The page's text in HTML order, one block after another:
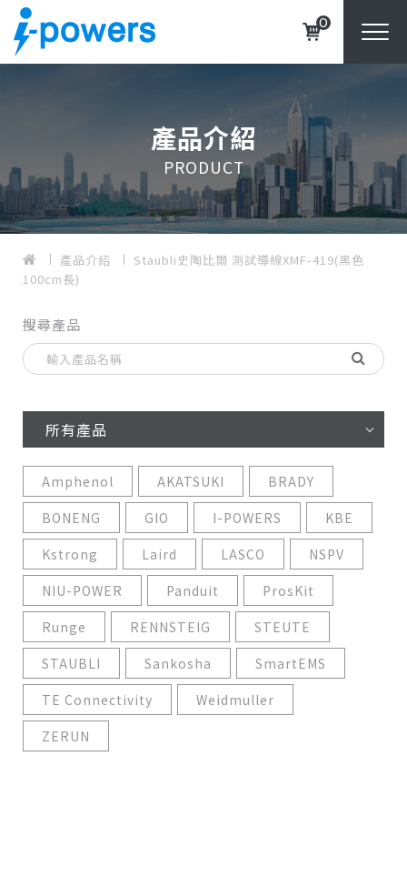
0
產品介紹
PRODUCT
產品介紹
Staubli史陶比爾 測試導線XMF-419(黑色
100cm長)
搜尋產品
所有產品
Amphenol AKATSUKI
BRADY
BONENG
GIO I-POWERS
KBE
Kstrong
Laird LASCO
NSPV
NIU-POWER
Panduit
ProsKit
Runge
RENNSTEIG
STEUTE
STAUBLI
Sankosha
SmartEMS
TE Connectivity
Weidmuller
ZERUN